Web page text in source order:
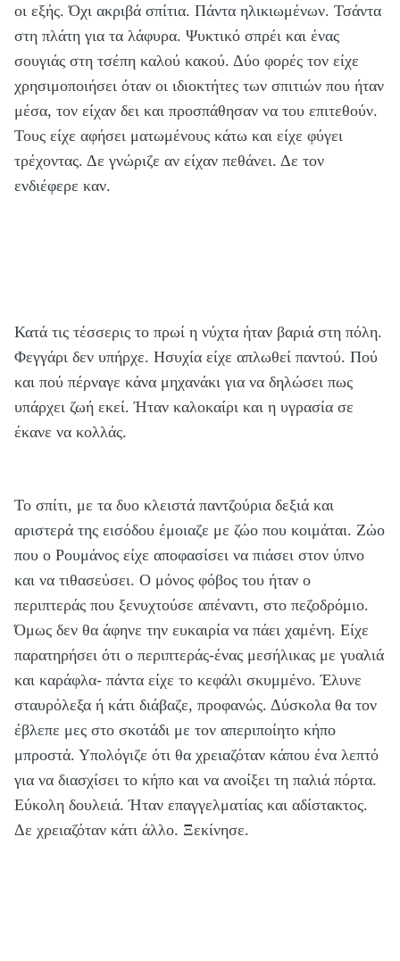
οι εξής. Όχι ακριβά σπίτια. Πάντα ηλικιωμένων. Τσάντα
στη πλάτη για τα λάφυρα. Ψυκτικό σπρέι και ένας
σουγιάς στη τσέπη καλού κακού. Δύο φορές τον είχε
χρησιμοποιήσει όταν οι ιδιοκτήτες των σπιτιών που ήταν
μέσα, τον είχαν δει και προσπάθησαν να του επιτεθούν.
Τους είχε αφήσει ματωμένους κάτω και είχε φύγει
τρέχοντας. Δε γνώριζε αν είχαν πεθάνει. Δε τον
ενδιέφερε καν.
Κατά τις τέσσερις το πρωί η νύχτα ήταν βαριά στη πόλη.
Φεγγάρι δεν υπήρχε. Ησυχία είχε απλωθεί παντού. Πού
και πού πέρναγε κάνα μηχανάκι για να δηλώσει πως
υπάρχει ζωή εκεί. Ήταν καλοκαίρι και η υγρασία σε
έκανε να κολλάς.
Το σπίτι, με τα δυο κλειστά παντζούρια δεξιά και
αριστερά της εισόδου έμοιαζε με ζώο που κοιμάται. Ζώο
που ο Ρουμάνος είχε αποφασίσει να πιάσει στον ύπνο
και να τιθασεύσει. Ο μόνος φόβος του ήταν ο
περιπτεράς που ξενυχτούσε απέναντι, στο πεζοδρόμιο.
Όμως δεν θα άφηνε την ευκαιρία να πάει χαμένη. Είχε
παρατηρήσει ότι ο περιπτεράς-ένας μεσήλικας με γυαλιά
και καράφλα- πάντα είχε το κεφάλι σκυμμένο. Έλυνε
σταυρόλεξα ή κάτι διάβαζε, προφανώς. Δύσκολα θα τον
έβλεπε μες στο σκοτάδι με τον απεριποίητο κήπο
μπροστά. Υπολόγιζε ότι θα χρειαζόταν κάπου ένα λεπτό
για να διασχίσει το κήπο και να ανοίξει τη παλιά πόρτα.
Εύκολη δουλειά. Ήταν επαγγελματίας και αδίστακτος.
Δε χρειαζόταν κάτι άλλο. Ξεκίνησε.